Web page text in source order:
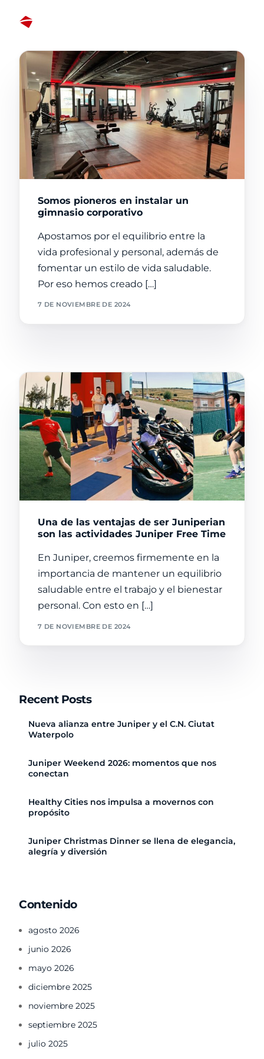
Somos pioneros en instalar un
gimnasio corporativo
Apostamos por el equilibrio entre la
vida profesional y personal, además de
fomentar un estilo de vida saludable.
Por eso hemos creado […]
7 DE NOVIEMBRE DE 2024
Una de las ventajas de ser Juniperian
son las actividades Juniper Free Time
En Juniper, creemos firmemente en la
importancia de mantener un equilibrio
saludable entre el trabajo y el bienestar
personal. Con esto en […]
7 DE NOVIEMBRE DE 2024
Recent Posts
Nueva alianza entre Juniper y el C.N. Ciutat
Waterpolo
Juniper Weekend 2026: momentos que nos
conectan
Healthy Cities nos impulsa a movernos con
propósito
Juniper Christmas Dinner se llena de elegancia,
alegría y diversión
Contenido
agosto 2026
junio 2026
mayo 2026
diciembre 2025
noviembre 2025
septiembre 2025
julio 2025